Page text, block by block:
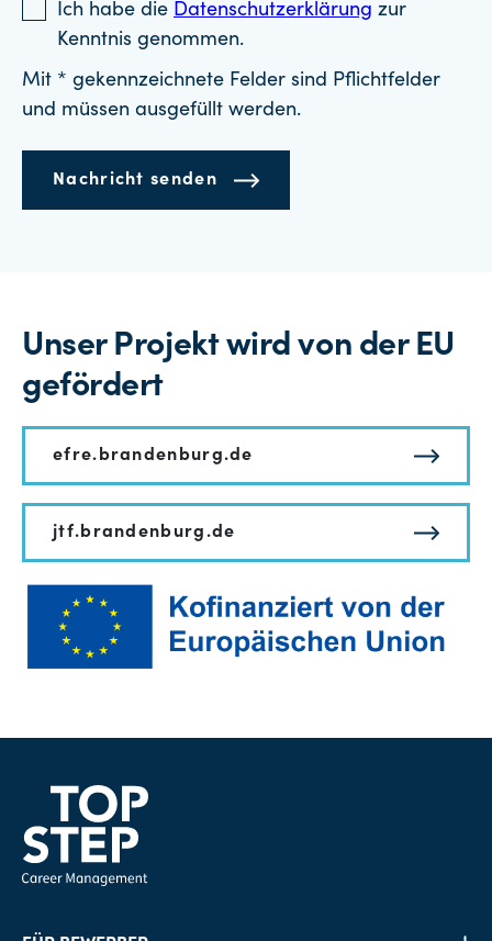
Ich habe die Datenschutzerklärung zur
Kenntnis genommen.
Mit * gekennzeichnete Felder sind Pflichtfelder
und müssen ausgefüllt werden.
Nachricht senden
Unser Projekt wird von der EU
gefördert
efre.brandenburg.de
jtf.brandenburg.de